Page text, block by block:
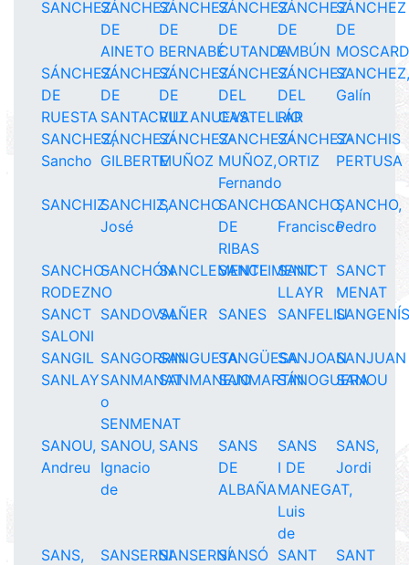
SANCHEZSÁNCHEZ
DE
AINETO
SÁNCHEZ
DE
BERNABÉ
SÁNCHEZ
DE
CUTANDA
SÁNCHEZ
DE
EMBÚN
SÁNCHEZ
DE
SÁNCHEZ
DE
RUESTA
SÁNCHEZ
DE
SANTACRUZ
SÁNCHEZ
DE
VILLANUEVA
SÁNCHEZ
DEL
CASTELLAR
SÁNCHEZ
DEL
RÍO
Galín
SANCHEZ,
Sancho
SÁNCHEZ-
GILBERTE
SÁNCHEZ-
MUÑOZ
SANCHEZ-
MUÑOZ,
Fernando
SÁNCHEZ-
ORTIZ
SANCHIS
PERTUSA
SANCHIZSANCHIZ,
José
SANCHOSANCHO
DE
RIBAS
SANCHO,
Francisco
SANCHO,
Pedro
SANCHO-
RODEZNO
SANCHÓNSANCLEMENTE
SANCLIMENT
SANCT
LLAYR
SANCT
MENAT
SANCT
SALONI
SANDOVALSAÑER SANES SANFELIU
SANGIL SANGORRINSANGUETASANGÜESASANJOANSANJUAN
SANLAYSANMANAT
o
SENMENAT
SANMANEJOSANMARTÍNSANOGUERA
SANOU
SANOU,
Andreu
SANOU,
Ignacio
de
SANS
SANS
DE
ALBAÑA
SANS
I DE
MANEGAT,
Luis
de
SANS,
Jordi
SANS,
SANSERNISANSERNÍSANSÓ SANT
SANT